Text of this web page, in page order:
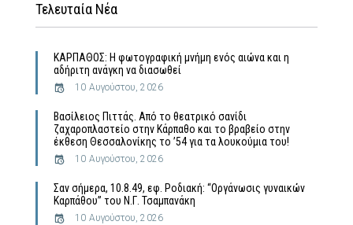
Τελευταία Νέα
ΚΑΡΠΑΘΟΣ: Η φωτογραφική μνήμη ενός αιώνα και η
αδήριτη ανάγκη να διασωθεί
10 Αυγούστου, 2026
Βασίλειος Πιττάς. Από το θεατρικό σανίδι
ζαχαροπλαστείο στην Κάρπαθο και το βραβείο στην
έκθεση Θεσσαλονίκης το ’54 για τα λουκούμια του!
10 Αυγούστου, 2026
Σαν σήμερα, 10.8.49, εφ. Ροδιακή: “Οργάνωσις γυναικών
Καρπάθου” του Ν.Γ. Τσαμπανάκη
10 Αυγούστου, 2026